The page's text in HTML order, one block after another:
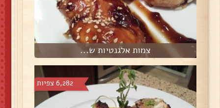
צמות אלגנטיות ש...
6,282 צפיות